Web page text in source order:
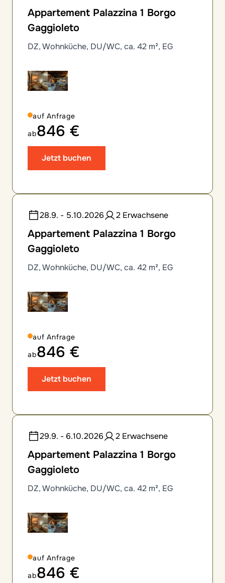
Appartement Palazzina 1 Borgo
Gaggioleto
DZ, Wohnküche, DU/WC, ca. 42 m², EG
auf Anfrage
ab846 €
Jetzt buchen
28.9. - 5.10.2026 2 Erwachsene
Appartement Palazzina 1 Borgo
Gaggioleto
DZ, Wohnküche, DU/WC, ca. 42 m², EG
auf Anfrage
ab846 €
Jetzt buchen
29.9. - 6.10.2026 2 Erwachsene
Appartement Palazzina 1 Borgo
Gaggioleto
DZ, Wohnküche, DU/WC, ca. 42 m², EG
auf Anfrage
ab846 €